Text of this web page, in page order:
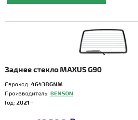
Заднее стекло MAXUS G90
Еврокод: 4643BGNM
Производитель: BENSON
Год: 2021 -